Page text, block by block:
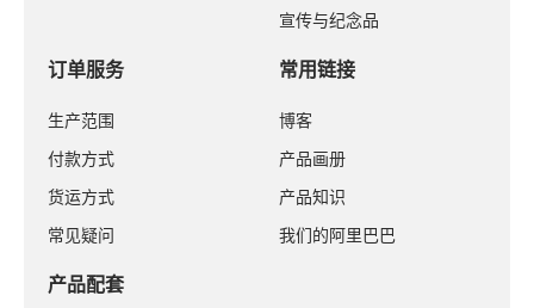
订单服务
生产范围
付款方式
货运方式
常见疑问
宣传与纪念品
常用链接
博客
产品画册
产品知识
我们的阿里巴巴
产品配套